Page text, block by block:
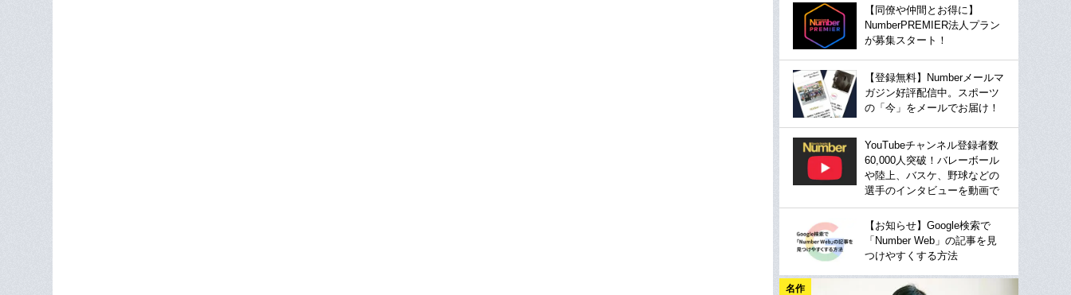
【同僚や仲間とお得に】
NumberPREMIER法人プラン
が募集スタート！
【登録無料】Numberメールマ
ガジン好評配信中。スポーツ
の「今」をメールでお届け！
YouTubeチャンネル登録者数
60,000人突破！バレーボール
や陸上、バスケ、野球などの
選手のインタビューを動画で
【お知らせ】Google検索で
「Number Web」の記事を見
つけやすくする方法
名作